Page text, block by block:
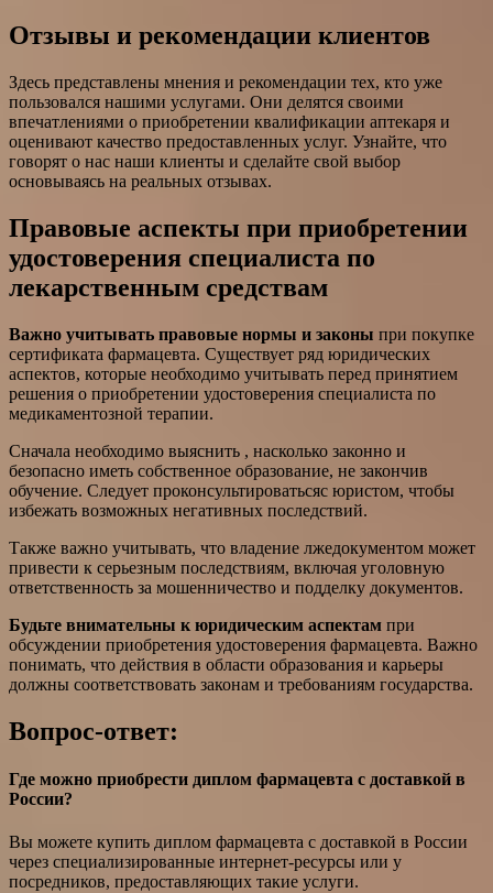
Отзывы и рекомендации клиентов
Здесь представлены мнения и рекомендации тех, кто уже
пользовался нашими услугами. Они делятся своими
впечатлениями о приобретении квалификации аптекаря и
оценивают качество предоставленных услуг. Узнайте, что
говорят о нас наши клиенты и сделайте свой выбор
основываясь на реальных отзывах.
Правовые аспекты при приобретении
удостоверения специалиста по
лекарственным средствам
Важно учитывать правовые нормы и законы при покупке
сертификата фармацевта. Существует ряд юридических
аспектов, которые необходимо учитывать перед принятием
решения о приобретении удостоверения специалиста по
медикаментозной терапии.
Сначала необходимо выяснить , насколько законно и
безопасно иметь собственное образование, не закончив
обучение. Следует проконсультироватьсяс юристом, чтобы
избежать возможных негативных последствий.
Также важно учитывать, что владение лжедокументом может
привести к серьезным последствиям, включая уголовную
ответственность за мошенничество и подделку документов.
Будьте внимательны к юридическим аспектам при
обсуждении приобретения удостоверения фармацевта. Важно
понимать, что действия в области образования и карьеры
должны соответствовать законам и требованиям государства.
Вопрос-ответ:
Где можно приобрести диплом фармацевта с доставкой в
России?
Вы можете купить диплом фармацевта с доставкой в России
через специализированные интернет-ресурсы или у
посредников, предоставляющих такие услуги.